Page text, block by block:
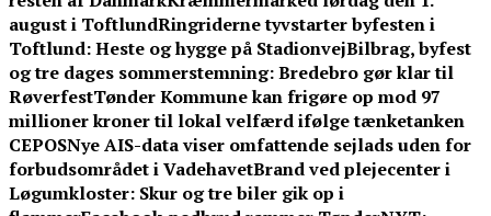
august i ToftlundRingriderne tyvstarter byfesten i
Toftlund: Heste og hygge på StadionvejBilbrag, byfest
og tre dages sommerstemning: Bredebro gør klar til
RøverfestTønder Kommune kan frigøre op mod 97
millioner kroner til lokal velfærd ifølge tænketanken
CEPOSNye AIS-data viser omfattende sejlads uden for
forbudsområdet i VadehavetBrand ved plejecenter i
Løgumkloster: Skur og tre biler gik op i